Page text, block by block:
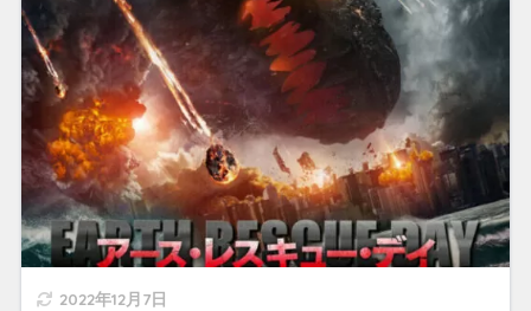
2022年12月7日